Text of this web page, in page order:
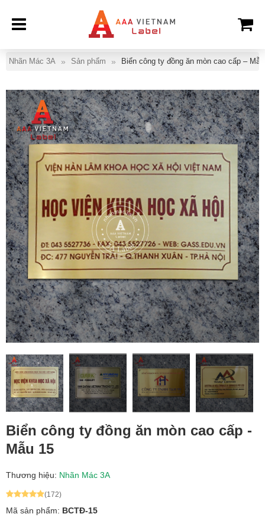
Nhãn Mác 3A Sản phẩm Biển công ty đồng ăn mòn cao cấp –
Biển công ty đồng ăn mòn cao cấp -
Mẫu 15
Thương hiệu: Nhãn Mác 3A
(172)
Mã sản phẩm: BCTĐ-15